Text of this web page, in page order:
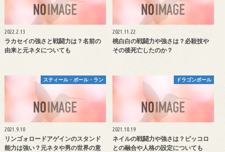
2022.2.13
ラカセイの強さと戦闘力は？名前の
由来と元ネタについても
2021.11.22
桃白白の戦闘力や強さは？必殺技や
その後死亡したのか？
スティール・ボール・ラン
2021.9.10
リンゴォロードアゲインのスタンド
能力は強い？元ネタや男の世界の意
ドラゴンボール
2021.10.19
ネイルの戦闘力や強さは？ピッコロ
との融合や人格の設定についても